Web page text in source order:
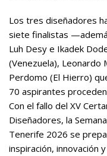
Los tres diseñadores
siete finalistas —adem
Luh Desy e Ikadek
(Venezuela), Leonardo
Perdomo (El Hierro)
70 aspirantes
Con el fallo del XV
Diseñadores, la
Tenerife 2026 se
inspiración, innovación